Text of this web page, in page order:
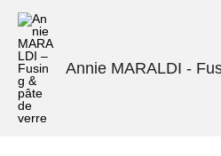
Annie MARALDI -